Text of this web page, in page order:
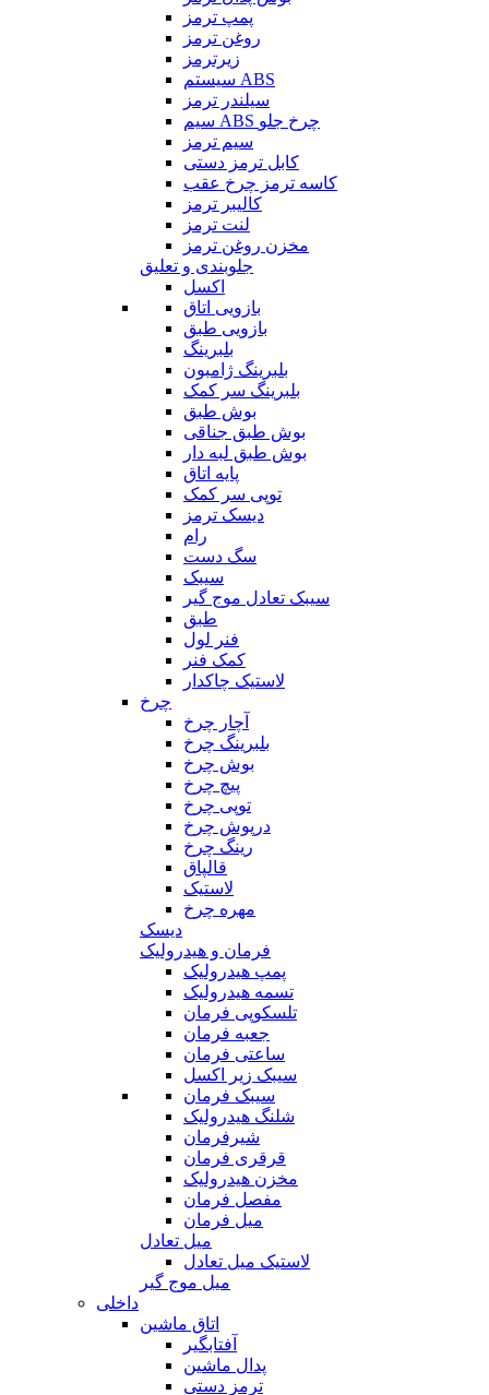
پمپ ترمز
روغن ترمز
زیرترمز
سیستم ABS
سیلندر ترمز
سیم ABS چرخ جلو
سیم ترمز
کابل ترمز دستی
کاسه ترمز چرخ عقب
کالیبر ترمز
لنت ترمز
مخزن روغن ترمز
جلوبندی و تعلیق
اکسل
بازویی اتاق
بازویی طبق
بلبرینگ
بلبرینگ ژامبون
بلبرینگ سر کمک
بوش طبق
بوش طبق جناقی
بوش طبق لبه دار
پایه اتاق
توپی سر کمک
دیسک ترمز
رام
سگ دست
سیبک
سیبک تعادل موج گیر
طبق
فنر لول
کمک فنر
لاستیک چاکدار
چرخ
آچار چرخ
بلبرینگ چرخ
بوش چرخ
پیچ چرخ
توپی چرخ
درپوش چرخ
رینگ چرخ
قالپاق
لاستیک
مهره چرخ
دیسک
فرمان و هیدرولیک
پمپ هیدرولیک
تسمه هیدرولیک
تلسکوپی فرمان
جعبه فرمان
ساعتی فرمان
سیبک زیر اکسل
سیبک فرمان
شلنگ هیدرولیک
شیرفرمان
قرقری فرمان
مخزن هیدرولیک
مفصل فرمان
میل فرمان
میل تعادل
لاستیک میل تعادل
میل موج گیر
داخلی
اتاق ماشین
آفتابگیر
پدال ماشین
ترمز دستی